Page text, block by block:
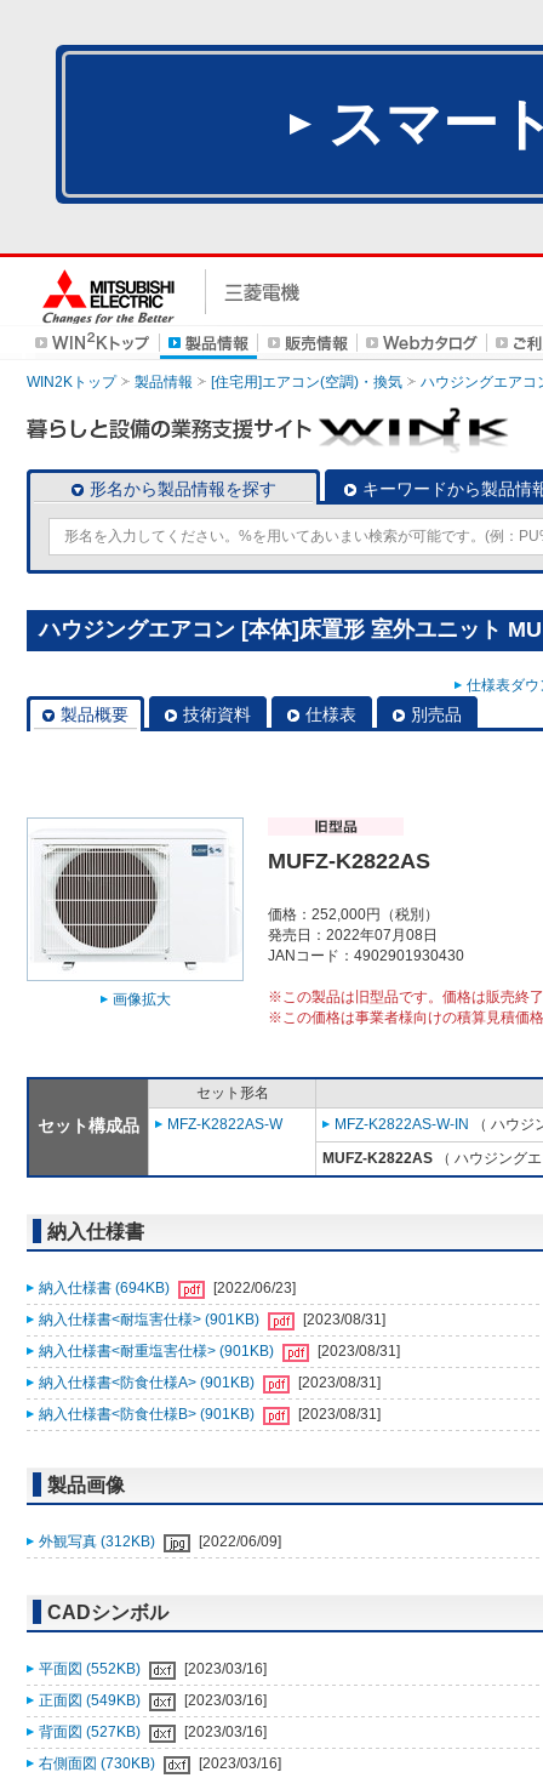
スマー
WIN2Kトップ 製品情報 [住宅用]エアコン(空調)・換気 ハウジングエアコ
形名から製品情報を探す キーワードから製品情
ハウジングエアコン [本体]床置形 室外ユニット
仕様表ダ
製品概要 技術資料 仕様表 別売品
画像拡大
MUFZ-K2822AS
価格：252,000円（税別）
発売日：2022年07月08日
JANコード：4902901930430
※この製品は旧型品です。価格は販売終
※この価格は事業者様向けの積算見積価
セット構成品
セット形名
MFZ-K2822AS-W
MFZ-K2822AS-W-IN
（ ハウジ
MUFZ-K2822AS （ ハウジング
納入仕様書
納入仕様書 (694KB)
[2022/06/23]
納入仕様書<耐塩害仕様> (901KB)
[2023/08/31]
納入仕様書<耐重塩害仕様> (901KB)
[2023/08/31]
納入仕様書<防食仕様A> (901KB)
[2023/08/31]
納入仕様書<防食仕様B> (901KB)
[2023/08/31]
製品画像
外観写真 (312KB) [2022/06/09]
CADシンボル
平面図 (552KB)
[2023/03/16]
正面図 (549KB)
[2023/03/16]
背面図 (527KB)
[2023/03/16]
右側面図 (730KB)
[2023/03/16]